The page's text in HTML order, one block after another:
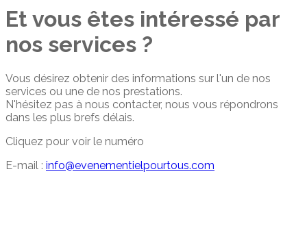
Et vous êtes intéressé par
nos services ?
Vous désirez obtenir des informations sur l'un de nos
services ou une de nos prestations.
N'hésitez pas à nous contacter, nous vous répondrons
dans les plus brefs délais.
Cliquez pour voir le numéro
E-mail : info@evenementielpourtous.com